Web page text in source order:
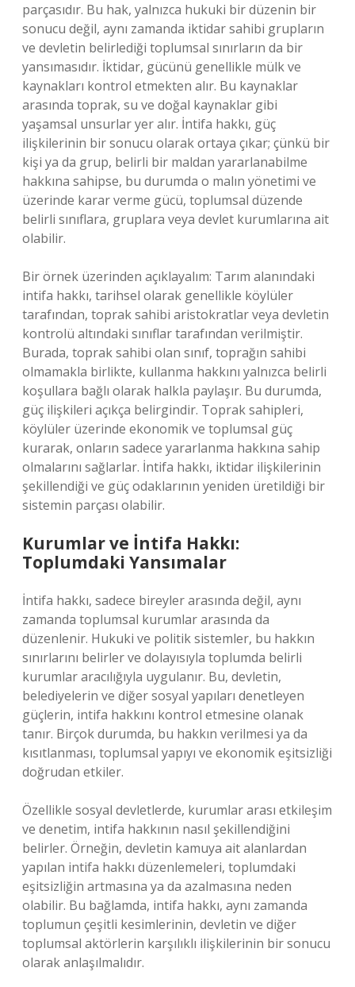
parçasıdır. Bu hak, yalnızca hukuki bir düzenin bir
sonucu değil, aynı zamanda iktidar sahibi grupların
ve devletin belirlediği toplumsal sınırların da bir
yansımasıdır. İktidar, gücünü genellikle mülk ve
kaynakları kontrol etmekten alır. Bu kaynaklar
arasında toprak, su ve doğal kaynaklar gibi
yaşamsal unsurlar yer alır. İntifa hakkı, güç
ilişkilerinin bir sonucu olarak ortaya çıkar; çünkü bir
kişi ya da grup, belirli bir maldan yararlanabilme
hakkına sahipse, bu durumda o malın yönetimi ve
üzerinde karar verme gücü, toplumsal düzende
belirli sınıflara, gruplara veya devlet kurumlarına ait
olabilir.
Bir örnek üzerinden açıklayalım: Tarım alanındaki
intifa hakkı, tarihsel olarak genellikle köylüler
tarafından, toprak sahibi aristokratlar veya devletin
kontrolü altındaki sınıflar tarafından verilmiştir.
Burada, toprak sahibi olan sınıf, toprağın sahibi
olmamakla birlikte, kullanma hakkını yalnızca belirli
koşullara bağlı olarak halkla paylaşır. Bu durumda,
güç ilişkileri açıkça belirgindir. Toprak sahipleri,
köylüler üzerinde ekonomik ve toplumsal güç
kurarak, onların sadece yararlanma hakkına sahip
olmalarını sağlarlar. İntifa hakkı, iktidar ilişkilerinin
şekillendiği ve güç odaklarının yeniden üretildiği bir
sistemin parçası olabilir.
Kurumlar ve İntifa Hakkı:
Toplumdaki Yansımalar
İntifa hakkı, sadece bireyler arasında değil, aynı
zamanda toplumsal kurumlar arasında da
düzenlenir. Hukuki ve politik sistemler, bu hakkın
sınırlarını belirler ve dolayısıyla toplumda belirli
kurumlar aracılığıyla uygulanır. Bu, devletin,
belediyelerin ve diğer sosyal yapıları denetleyen
güçlerin, intifa hakkını kontrol etmesine olanak
tanır. Birçok durumda, bu hakkın verilmesi ya da
kısıtlanması, toplumsal yapıyı ve ekonomik eşitsizliği
doğrudan etkiler.
Özellikle sosyal devletlerde, kurumlar arası etkileşim
ve denetim, intifa hakkının nasıl şekillendiğini
belirler. Örneğin, devletin kamuya ait alanlardan
yapılan intifa hakkı düzenlemeleri, toplumdaki
eşitsizliğin artmasına ya da azalmasına neden
olabilir. Bu bağlamda, intifa hakkı, aynı zamanda
toplumun çeşitli kesimlerinin, devletin ve diğer
toplumsal aktörlerin karşılıklı ilişkilerinin bir sonucu
olarak anlaşılmalıdır.